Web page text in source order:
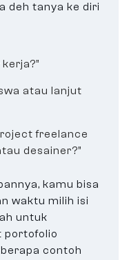
deh tanya ke diri
atau lanjut
freelance
desainer?”
kamu bisa
waktu milih isi
untuk
portofolio
contoh